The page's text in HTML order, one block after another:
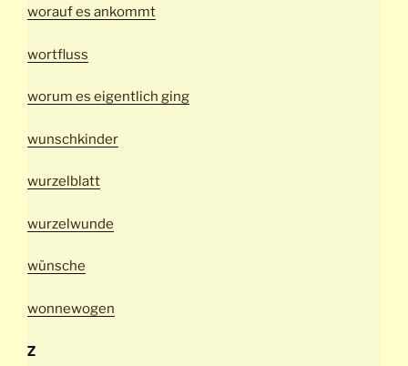
worauf es ankommt
wortfluss
worum es eigentlich ging
wunschkinder
wurzelblatt
wurzelwunde
wünsche
wonnewogen
Z